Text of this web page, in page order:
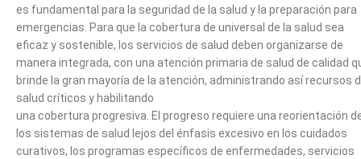
es fundamental para la seguridad de la salud y la preparación para
emergencias. Para que la cobertura de universal de la salud sea
eficaz y sostenible, los servicios de salud deben organizarse de
manera integrada, con una atención primaria de salud de calidad
brinde la gran mayoría de la atención, administrando así recursos
salud críticos y habilitando
una cobertura progresiva. El progreso requiere una reorientación
los sistemas de salud lejos del énfasis excesivo en los cuidados
curativos, los programas específicos de enfermedades, servicios